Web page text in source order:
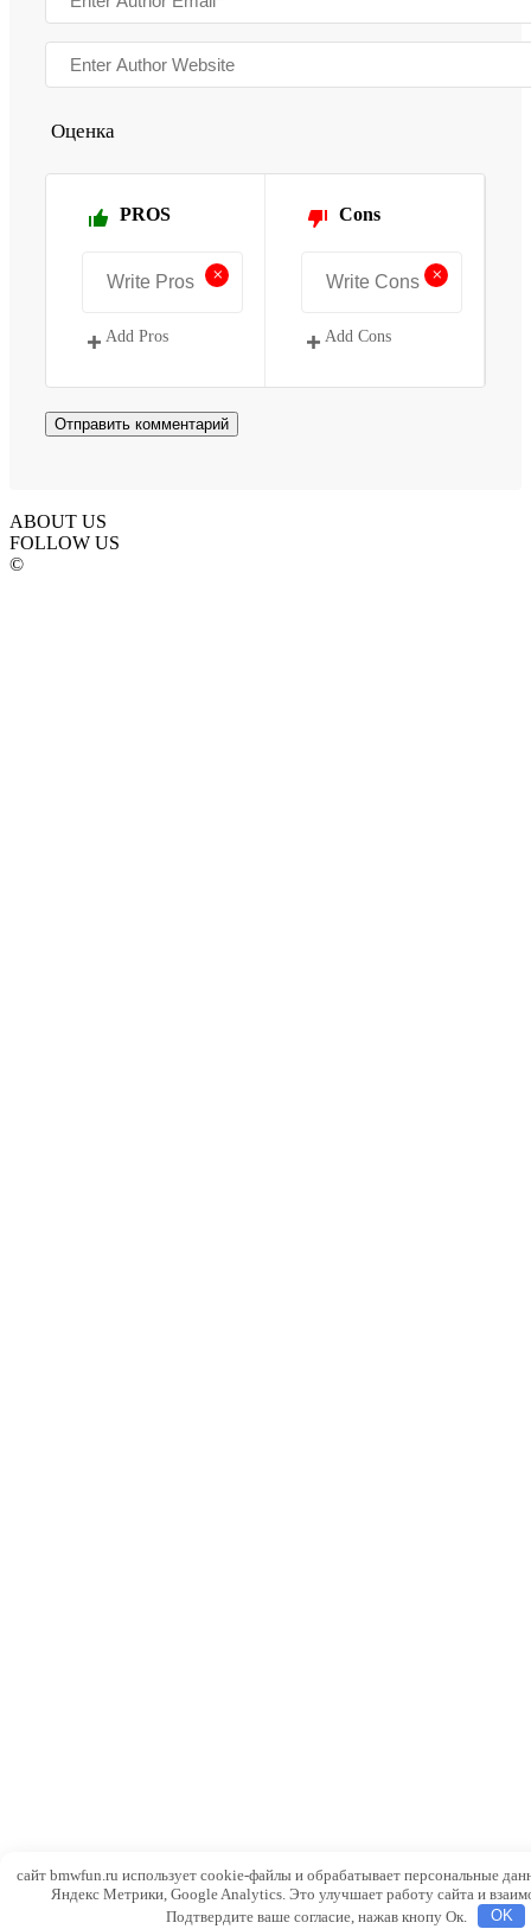
Оценка
PROS
+
Add Pros
Cons
+
Add Cons
ABOUT US
FOLLOW US
©
сайт bmwfun.ru использует cookie-файлы и обрабатывает персональные
Яндекс Метрики, Google Analytics. Это улучшает работу сайта и
Подтвердите ваше согласие, нажав кнопу Ок.
OK